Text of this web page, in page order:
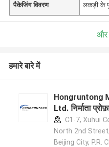
पैकेजिंग विवरण लकड़ी के
और
हमारे बारे में
Hongruntong
Ltd. निर्माता
C1-7, Xuhui
North 2nd
Beijing City, P.R.